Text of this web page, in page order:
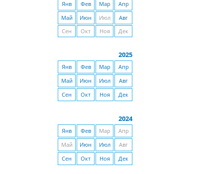
Янв Фев Мар
Апр
Май
Июн Июл
Авг
Сен
Окт Ноя Дек
2025
Янв Фев Мар
Апр
Май
Июн Июл
Авг
Сен
Окт Ноя Дек
2024
Янв Фев Мар
Апр
Май
Июн Июл
Авг
Сен
Окт Ноя Дек